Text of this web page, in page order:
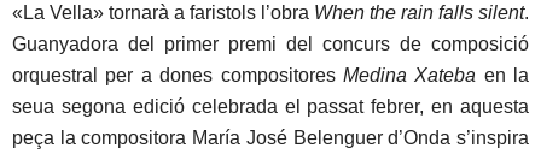
«La Vella» tornarà a faristols l’obra When the rain falls silent.
Guanyadora del primer premi del concurs de composició
orquestral per a dones compositores Medina Xateba en la
seua segona edició celebrada el passat febrer, en aquesta
peça la compositora María José Belenguer d’Onda s’inspira